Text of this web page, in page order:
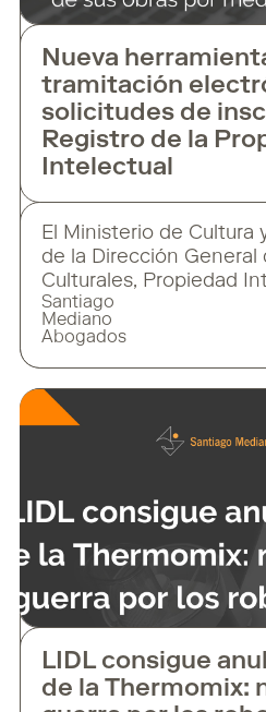
Nueva
tramitación
solicitudes de
Registro de la
Intelectual
El Ministerio de Cultura
de la Dirección General
Culturales, Propiedad
Cooperación, ha
aplicación informática
solicitud de inscripción
medios electrónicos. De
Santiago
Mediano
Abogados
LIDL consigue
de la Thermomix: